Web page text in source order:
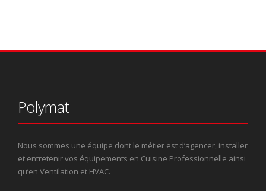
Polymat
Nous sommes une équipe dont le métier est d’agencer, installer
et entretenir vos équipements en Cuisine Professionnelle ainsi
qu’en Ventilation et HVAC.